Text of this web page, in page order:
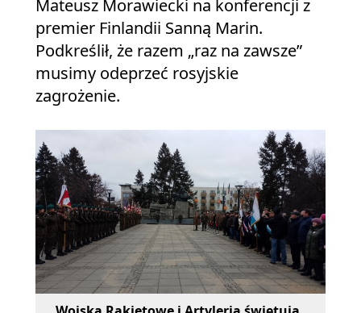
Mateusz Morawiecki na konferencji z
premier Finlandii Sanną Marin.
Podkreślił, że razem „raz na zawsze”
musimy odeprzeć rosyjskie
zagrożenie.